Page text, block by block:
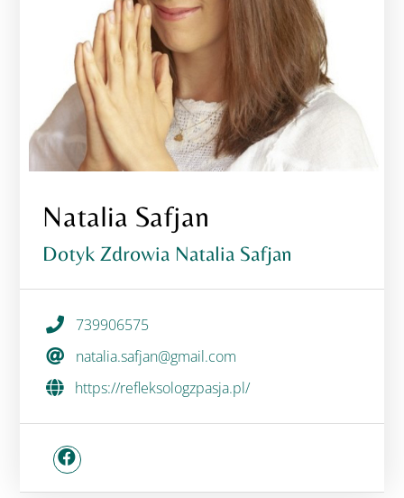
Natalia Safjan
Dotyk Zdrowia Natalia Safjan
739906575
natalia.safjan@gmail.com
https://refleksologzpasja.pl/